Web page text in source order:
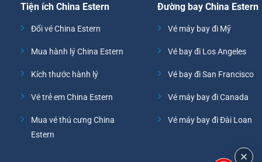
Tiện ích China Estern
Đổi vé China Estern
Mua hành lý China Estern
Kích thước hành lý
Vé trẻ em China Estern
Mua vé thú cưng China
Estern
Đường bay China Estern
Vé máy bay đi Mỹ
Vé bay đi Los Angeles
Vé bay đi San Francisco
Vé máy bay đi Canada
Vé máy bay đi Đài Loan